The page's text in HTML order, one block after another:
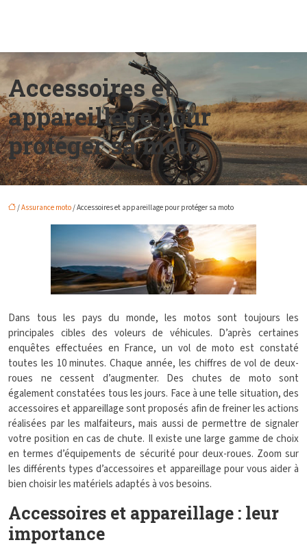
Accessoires et
appareillage pour
protéger sa moto
/Assurance moto/ Accessoires et appareillage pour protéger sa moto
Dans tous les pays du monde, les motos sont toujours les
principales cibles des voleurs de véhicules. D’après certaines
enquêtes effectuées en France, un vol de moto est constaté
toutes les 10 minutes. Chaque année, les chiffres de vol de deux-
roues ne cessent d’augmenter. Des chutes de moto sont
également constatées tous les jours. Face à une telle situation, des
accessoires et appareillage sont proposés afin de freiner les actions
réalisées par les malfaiteurs, mais aussi de permettre de signaler
votre position en cas de chute. Il existe une large gamme de choix
en termes d’équipements de sécurité pour deux-roues. Zoom sur
les différents types d’accessoires et appareillage pour vous aider à
bien choisir les matériels adaptés à vos besoins.
Accessoires et appareillage : leur
importance